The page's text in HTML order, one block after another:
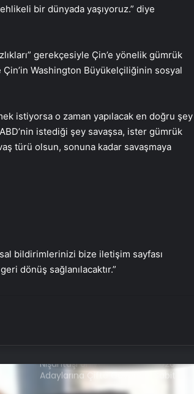
bir dünyada yaşıyoruz.” diye
gerekçesiyle Çin’e yönelik gümrük
Çin’in Washington Büyükelçiliğinin sosyal
istiyorsa o zaman yapılacak en doğru şey
istediği şey savaşsa, ister gümrük
türü olsun, sonuna kadar savaşmaya
bildirimlerinizi bize iletişim sayfası
dönüş sağlanılacaktır.”
UETDS Nedir ? Uetds.com İle Akıllı
Dijital Taşımacılık Yazılımı
Yoncalı termal oteller
Nişantaşı Üniversitesi’nden 2026 YKS
Adaylarına Çifte Güvence: Sabit
Ücret ve Kesintisiz Burs